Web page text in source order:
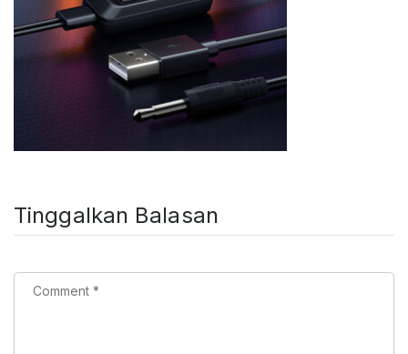
Tinggalkan Balasan